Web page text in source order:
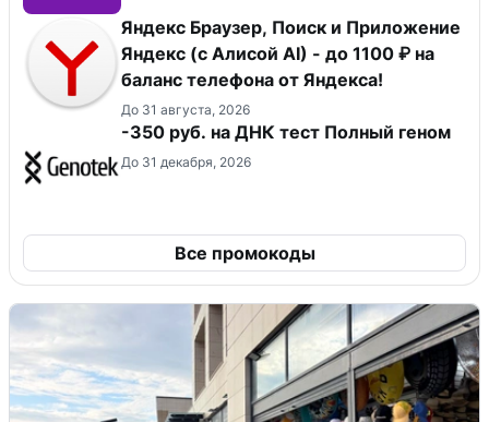
Яндекс Браузер, Поиск и Приложение
Яндекс (с Алисой AI) - до 1100 ₽ на
баланс телефона от Яндекса!
До 31 августа, 2026
-350 руб. на ДНК тест Полный геном
До 31 декабря, 2026
Все промокоды